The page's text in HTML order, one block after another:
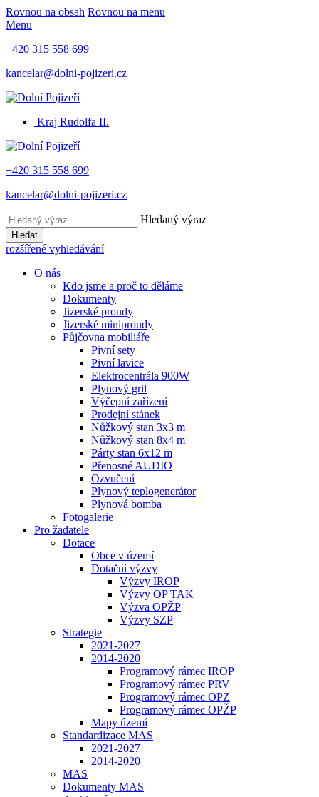
Rovnou na obsah Rovnou na menu
Menu
+420 315 558 699
kancelar@dolni-pojizeri.cz
Kraj Rudolfa II.
+420 315 558 699
kancelar@dolni-pojizeri.cz
Hledaný výraz
Hledat
rozšířené vyhledávání
O nás
Kdo jsme a proč to děláme
Dokumenty
Jizerské proudy
Jizerské miniproudy
Půjčovna mobiliáře
Pivní sety
Pivní lavice
Elektrocentrála 900W
Plynový gril
Výčepní zařízení
Prodejní stánek
Nůžkový stan 3x3 m
Nůžkový stan 8x4 m
Párty stan 6x12 m
Přenosné AUDIO
Ozvučení
Plynový teplogenerátor
Plynová bomba
Fotogalerie
Pro žadatele
Dotace
Obce v území
Dotační výzvy
Výzvy IROP
Výzvy OP TAK
Výzva OPŽP
Výzvy SZP
Strategie
2021-2027
2014-2020
Programový rámec IROP
Programový rámec PRV
Programový rámec OPZ
Programový rámec OPŽP
Mapy území
Standardizace MAS
2021-2027
2014-2020
MAS
Dokumenty MAS